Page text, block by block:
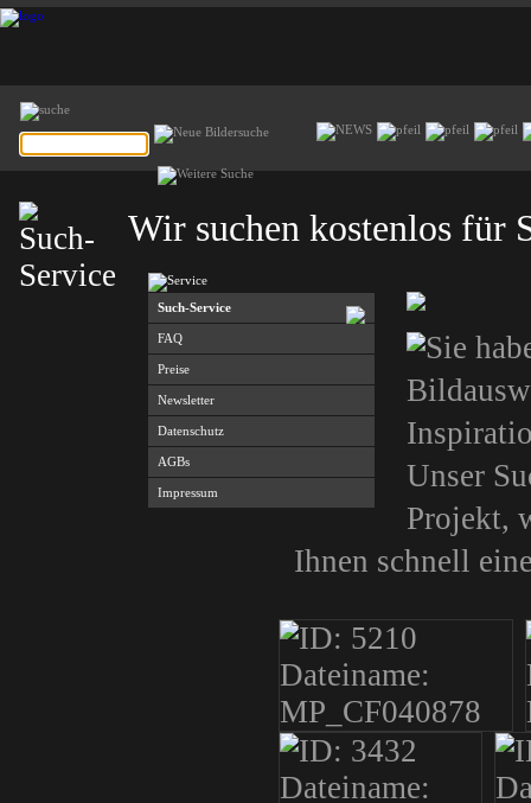
Wir suchen kostenlos für
Such-Service
FAQ
Preise
Newsletter
Datenschutz
AGBs
Impressum
Sie
Unser
Projekt,
Ihnen schnell